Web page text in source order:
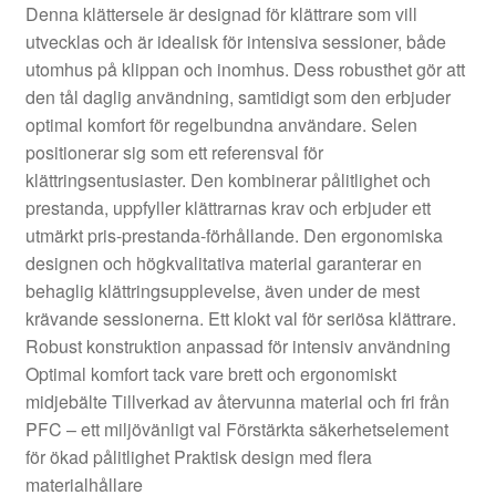
Denna klättersele är designad för klättrare som vill
utvecklas och är idealisk för intensiva sessioner, både
utomhus på klippan och inomhus. Dess robusthet gör att
den tål daglig användning, samtidigt som den erbjuder
optimal komfort för regelbundna användare. Selen
positionerar sig som ett referensval för
klättringsentusiaster. Den kombinerar pålitlighet och
prestanda, uppfyller klättrarnas krav och erbjuder ett
utmärkt pris-prestanda-förhållande. Den ergonomiska
designen och högkvalitativa material garanterar en
behaglig klättringsupplevelse, även under de mest
krävande sessionerna. Ett klokt val för seriösa klättrare.
Robust konstruktion anpassad för intensiv användning
Optimal komfort tack vare brett och ergonomiskt
midjebälte Tillverkad av återvunna material och fri från
PFC – ett miljövänligt val Förstärkta säkerhetselement
för ökad pålitlighet Praktisk design med flera
materialhållare